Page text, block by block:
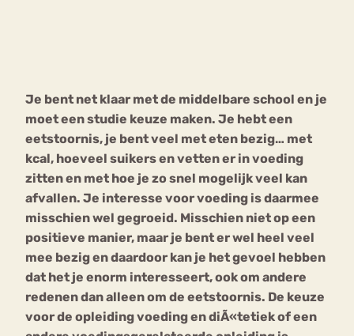
Je bent net klaar met de middelbare school en je
moet een studie keuze maken. Je hebt een
eetstoornis, je bent veel met eten bezig… met
kcal, hoeveel suikers en vetten er in voeding
zitten en met hoe je zo snel mogelijk veel kan
afvallen. Je interesse voor voeding is daarmee
misschien wel gegroeid. Misschien niet op een
positieve manier, maar je bent er wel heel veel
mee bezig en daardoor kan je het gevoel hebben
dat het je enorm interesseert, ook om andere
redenen dan alleen om de eetstoornis. De keuze
voor de opleiding voeding en diÃ«tetiek of een
Forum
osa
Eetbuien Piekeren Sport
Trauma
Orthorexia
Afvallen Angst